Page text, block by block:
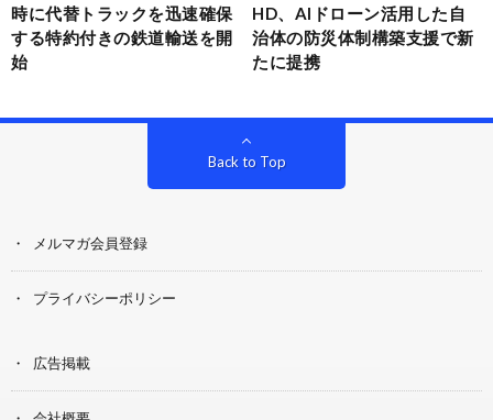
時に代替トラックを迅速確保
する特約付きの鉄道輸送を開
始
HD、AIドローン活用した自
治体の防災体制構築支援で新
たに提携
Back to Top
メルマガ会員登録
プライバシーポリシー
広告掲載